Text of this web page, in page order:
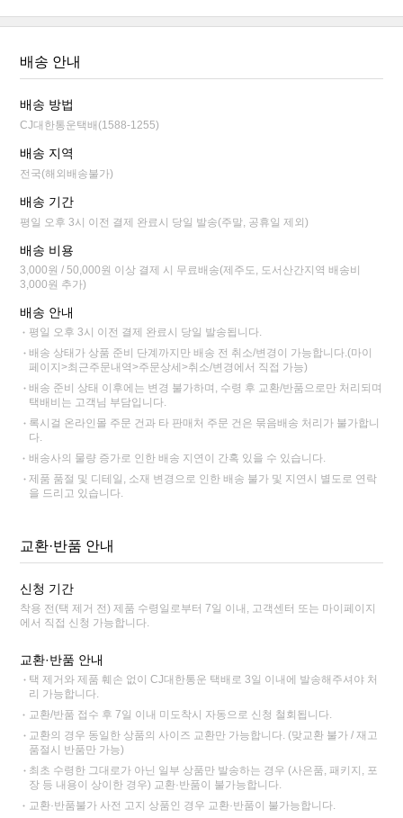
배송 안내
배송 방법
CJ대한통운택배(1588-1255)
배송 지역
전국(해외배송불가)
배송 기간
평일 오후 3시 이전 결제 완료시 당일 발송(주말, 공휴일 제외)
배송 비용
3,000원 / 50,000원 이상 결제 시 무료배송(제주도, 도서산간지역 배송비
3,000원 추가)
배송 안내
평일 오후 3시 이전 결제 완료시 당일 발송됩니다.
배송 상태가 상품 준비 단계까지만 배송 전 취소/변경이 가능합니다.(마이
페이지>최근주문내역>주문상세>취소/변경에서 직접 가능)
배송 준비 상태 이후에는 변경 불가하며, 수령 후 교환/반품으로만 처리되며
택배비는 고객님 부담입니다.
록시걸 온라인몰 주문 건과 타 판매처 주문 건은 묶음배송 처리가 불가합니
다.
배송사의 물량 증가로 인한 배송 지연이 간혹 있을 수 있습니다.
제품 품절 및 디테일, 소재 변경으로 인한 배송 불가 및 지연시 별도로 연락
을 드리고 있습니다.
교환·반품 안내
신청 기간
착용 전(택 제거 전) 제품 수령일로부터 7일 이내, 고객센터 또는 마이페이지
에서 직접 신청 가능합니다.
교환·반품 안내
택 제거와 제품 훼손 없이 CJ대한통운 택배로 3일 이내에 발송해주셔야 처
리 가능합니다.
교환/반품 접수 후 7일 이내 미도착시 자동으로 신청 철회됩니다.
교환의 경우 동일한 상품의 사이즈 교환만 가능합니다. (맞교환 불가 / 재고
품절시 반품만 가능)
최초 수령한 그대로가 아닌 일부 상품만 발송하는 경우 (사은품, 패키지, 포
장 등 내용이 상이한 경우) 교환·반품이 불가능합니다.
교환·반품불가 사전 고지 상품인 경우 교환·반품이 불가능합니다.